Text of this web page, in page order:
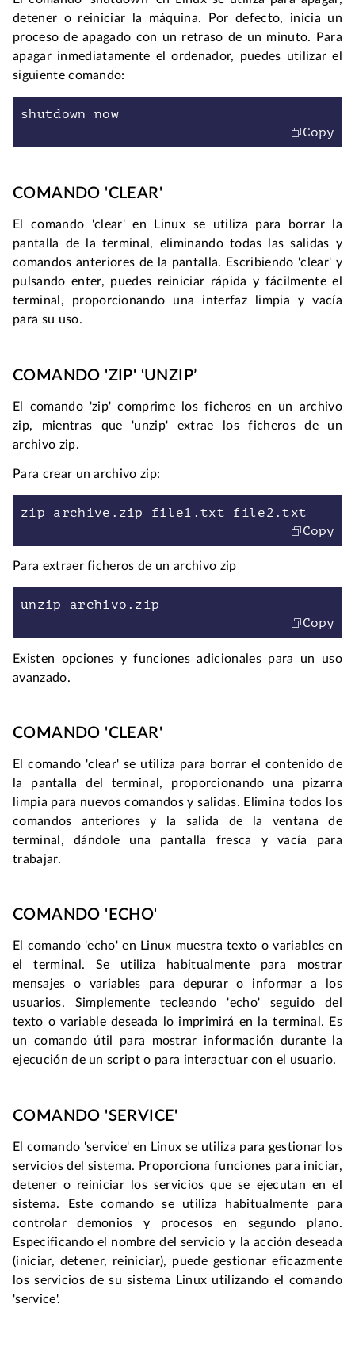
detener o reiniciar la máquina. Por defecto, inicia un
proceso de apagado con un retraso de un minuto. Para
apagar inmediatamente el ordenador, puedes utilizar el
siguiente comando:
shutdown now
Copy
COMANDO 'CLEAR'
El comando 'clear' en Linux se utiliza para borrar la
pantalla de la terminal, eliminando todas las salidas y
comandos anteriores de la pantalla. Escribiendo 'clear' y
pulsando enter, puedes reiniciar rápida y fácilmente el
terminal, proporcionando una interfaz limpia y vacía
para su uso.
COMANDO 'ZIP' ‘UNZIP’
El comando 'zip' comprime los ficheros en un archivo
zip, mientras que 'unzip' extrae los ficheros de un
archivo zip.
Para crear un archivo zip:
zip archive.zip file1.txt file2.txt
Copy
Para extraer ficheros de un archivo zip
unzip archivo.zip
Copy
Existen opciones y funciones adicionales para un uso
avanzado.
COMANDO 'CLEAR'
El comando 'clear' se utiliza para borrar el contenido de
la pantalla del terminal, proporcionando una pizarra
limpia para nuevos comandos y salidas. Elimina todos los
comandos anteriores y la salida de la ventana de
terminal, dándole una pantalla fresca y vacía para
trabajar.
COMANDO 'ECHO'
El comando 'echo' en Linux muestra texto o variables en
el terminal. Se utiliza habitualmente para mostrar
mensajes o variables para depurar o informar a los
usuarios. Simplemente tecleando 'echo' seguido del
texto o variable deseada lo imprimirá en la terminal. Es
un comando útil para mostrar información durante la
ejecución de un script o para interactuar con el usuario.
COMANDO 'SERVICE'
El comando 'service' en Linux se utiliza para gestionar los
servicios del sistema. Proporciona funciones para iniciar,
detener o reiniciar los servicios que se ejecutan en el
sistema. Este comando se utiliza habitualmente para
controlar demonios y procesos en segundo plano.
Especificando el nombre del servicio y la acción deseada
(iniciar, detener, reiniciar), puede gestionar eficazmente
los servicios de su sistema Linux utilizando el comando
'service'.